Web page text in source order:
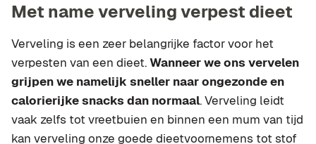
Met name verveling verpest dieet
Verveling is een zeer belangrijke factor voor het
verpesten van een dieet.Wanneer we ons vervelen
grijpen we namelijk sneller naar ongezonde en
calorierijke snacks dan normaal. Verveling leidt
vaak zelfs tot vreetbuien en binnen een mum van tijd
kan verveling onze goede dieetvoornemens tot stof